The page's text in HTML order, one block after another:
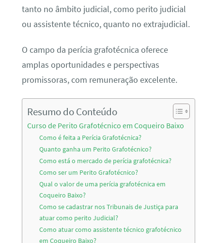
tanto no âmbito judicial, como perito judicial
ou assistente técnico, quanto no extrajudicial.
O campo da perícia grafotécnica oferece
amplas oportunidades e perspectivas
promissoras, com remuneração excelente.
Resumo do Conteúdo
Curso de Perito Grafotécnico em Coqueiro Baixo
Como é feita a Perícia Grafotécnica?
Quanto ganha um Perito Grafotécnico?
Como está o mercado de perícia grafotécnica?
Como ser um Perito Grafotécnico?
Qual o valor de uma perícia grafotécnica em
Coqueiro Baixo?
Como se cadastrar nos Tribunais de Justiça para
atuar como perito Judicial?
Como atuar como assistente técnico grafotécnico
em Coqueiro Baixo?